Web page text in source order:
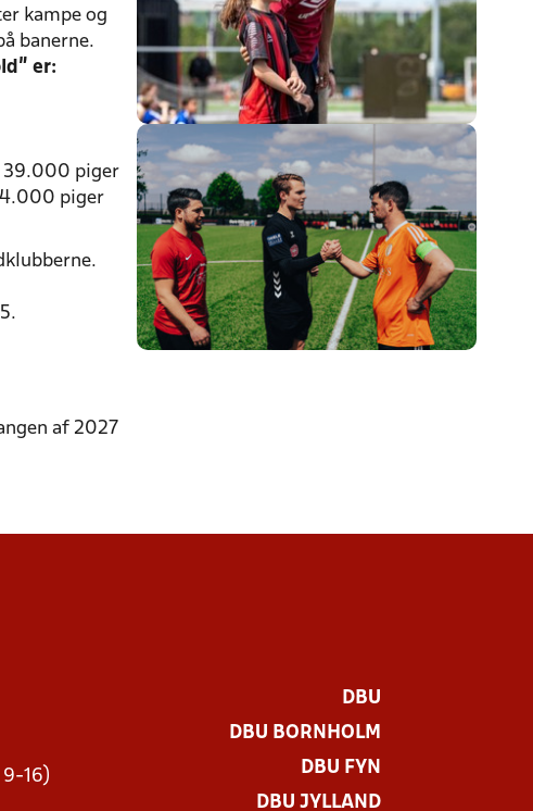
kampe og
banerne.
er:
39.000 piger
piger
af 2027
9-16)
DBU
DBU BORNHOLM
DBU FYN
DBU JYLLAND